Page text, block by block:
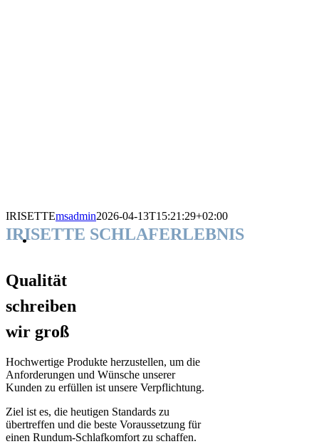
IRISETTEmsadmin2026-04-13T15:21:29+02:00
IRISETTE SCHLAFERLEBNIS
Qualität
schreiben
wir groß
Hochwertige Produkte herzustellen, um die
Anforderungen und Wünsche unserer
Kunden zu erfüllen ist unsere Verpflichtung.
Ziel ist es, die heutigen Standards zu
übertreffen und die beste Voraussetzung für
einen Rundum-Schlafkomfort zu schaffen.